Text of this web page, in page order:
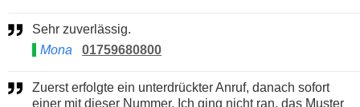
Sehr zuverlässig.
Mona
01759680800
Zuerst erfolgte ein unterdrückter Anruf, danach sofort
einer mit dieser Nummer. Ich ging nicht ran, das Muster